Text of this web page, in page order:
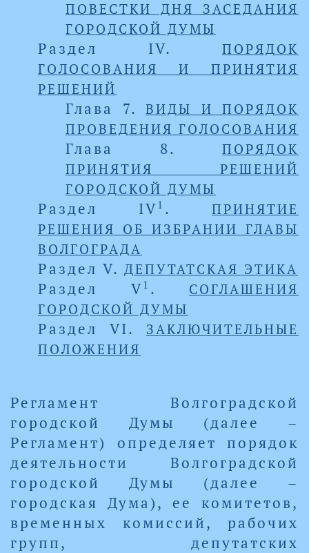
ПОВЕСТКИ ДНЯ ЗАСЕДАНИЯ
ГОРОДСКОЙ ДУМЫ
Раздел IV. ПОРЯДОК
ГОЛОСОВАНИЯ И ПРИНЯТИЯ
РЕШЕНИЙ
Глава 7. ВИДЫ И ПОРЯДОК
ПРОВЕДЕНИЯ ГОЛОСОВАНИЯ
Глава 8. ПОРЯДОК
ПРИНЯТИЯ РЕШЕНИЙ
ГОРОДСКОЙ ДУМЫ
Раздел IV 1 . ПРИНЯТИЕ
РЕШЕНИЯ ОБ ИЗБРАНИИ ГЛАВЫ
ВОЛГОГРАДА
Раздел V. ДЕПУТАТСКАЯ ЭТИКА
Раздел V 1 .
СОГЛАШЕНИЯ
ГОРОДСКОЙ ДУМЫ
Раздел VI.
ЗАКЛЮЧИТЕЛЬНЫЕ
ПОЛОЖЕНИЯ
Регламент Волгоградской
городской Думы (далее –
Регламент) определяет порядок
деятельности Волгоградской
городской Думы (далее –
городская Дума), ее комитетов,
временных комиссий, рабочих
групп, депутатских